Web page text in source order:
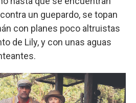
un guepardo, se topan
con planes poco altruistas
de Lily, y con unas aguas